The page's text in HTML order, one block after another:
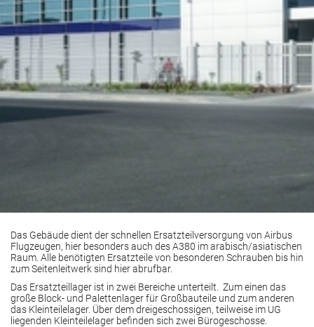
Das Gebäude dient der schnellen Ersatzteilversorgung von Airbus
Flugzeugen, hier besonders auch des A380 im arabisch/asiatischen
Raum. Alle benötigten Ersatzteile von besonderen Schrauben bis hin
zum Seitenleitwerk sind hier abrufbar.
Das Ersatzteillager ist in zwei Bereiche unterteilt. Zum einen das
große Block- und Palettenlager für Großbauteile und zum anderen
das Kleinteilelager. Über dem dreigeschossigen, teilweise im UG
liegenden Kleinteilelager befinden sich zwei Bürogeschosse.